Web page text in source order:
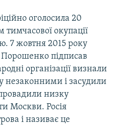
оголосила 20
окупації
7 жовтня 2015 року
підписав
організації визнали
незаконними і засудили
низку
Москви. Росія
і називає це